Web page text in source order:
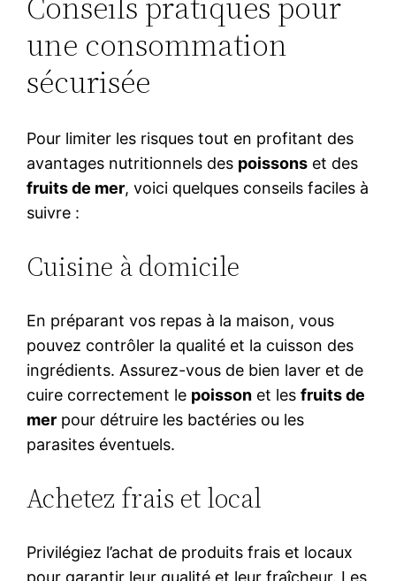
une consommation
sécurisée
Pour limiter les risques tout en profitant des
avantages nutritionnels des poissons et des
fruits de mer, voici quelques conseils faciles à
suivre :
Cuisine à domicile
En préparant vos repas à la maison, vous
pouvez contrôler la qualité et la cuisson des
ingrédients. Assurez-vous de bien laver et de
cuire correctement le poisson et lesfruits de
mer pour détruire les bactéries ou les
parasites éventuels.
Achetez frais et local
Privilégiez l’achat de produits frais et locaux
pour garantir leur qualité et leur fraîcheur. Les